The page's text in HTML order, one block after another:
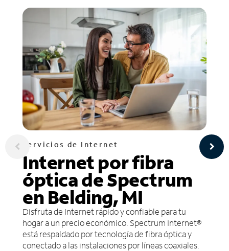
Servicios de Internet
Internet por fibra
óptica de Spectrum
en Belding, MI
Disfruta de Internet rápido y confiable para tu
hogar a un precio económico. Spectrum Internet®
está respaldado por tecnología de fibra óptica y
conectado a las instalaciones por líneas coaxiales.